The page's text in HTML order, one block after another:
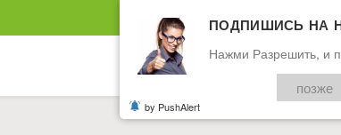
ПОДПИШИСЬ НА
Нажми Разрешить, и
позже
by PushAlert